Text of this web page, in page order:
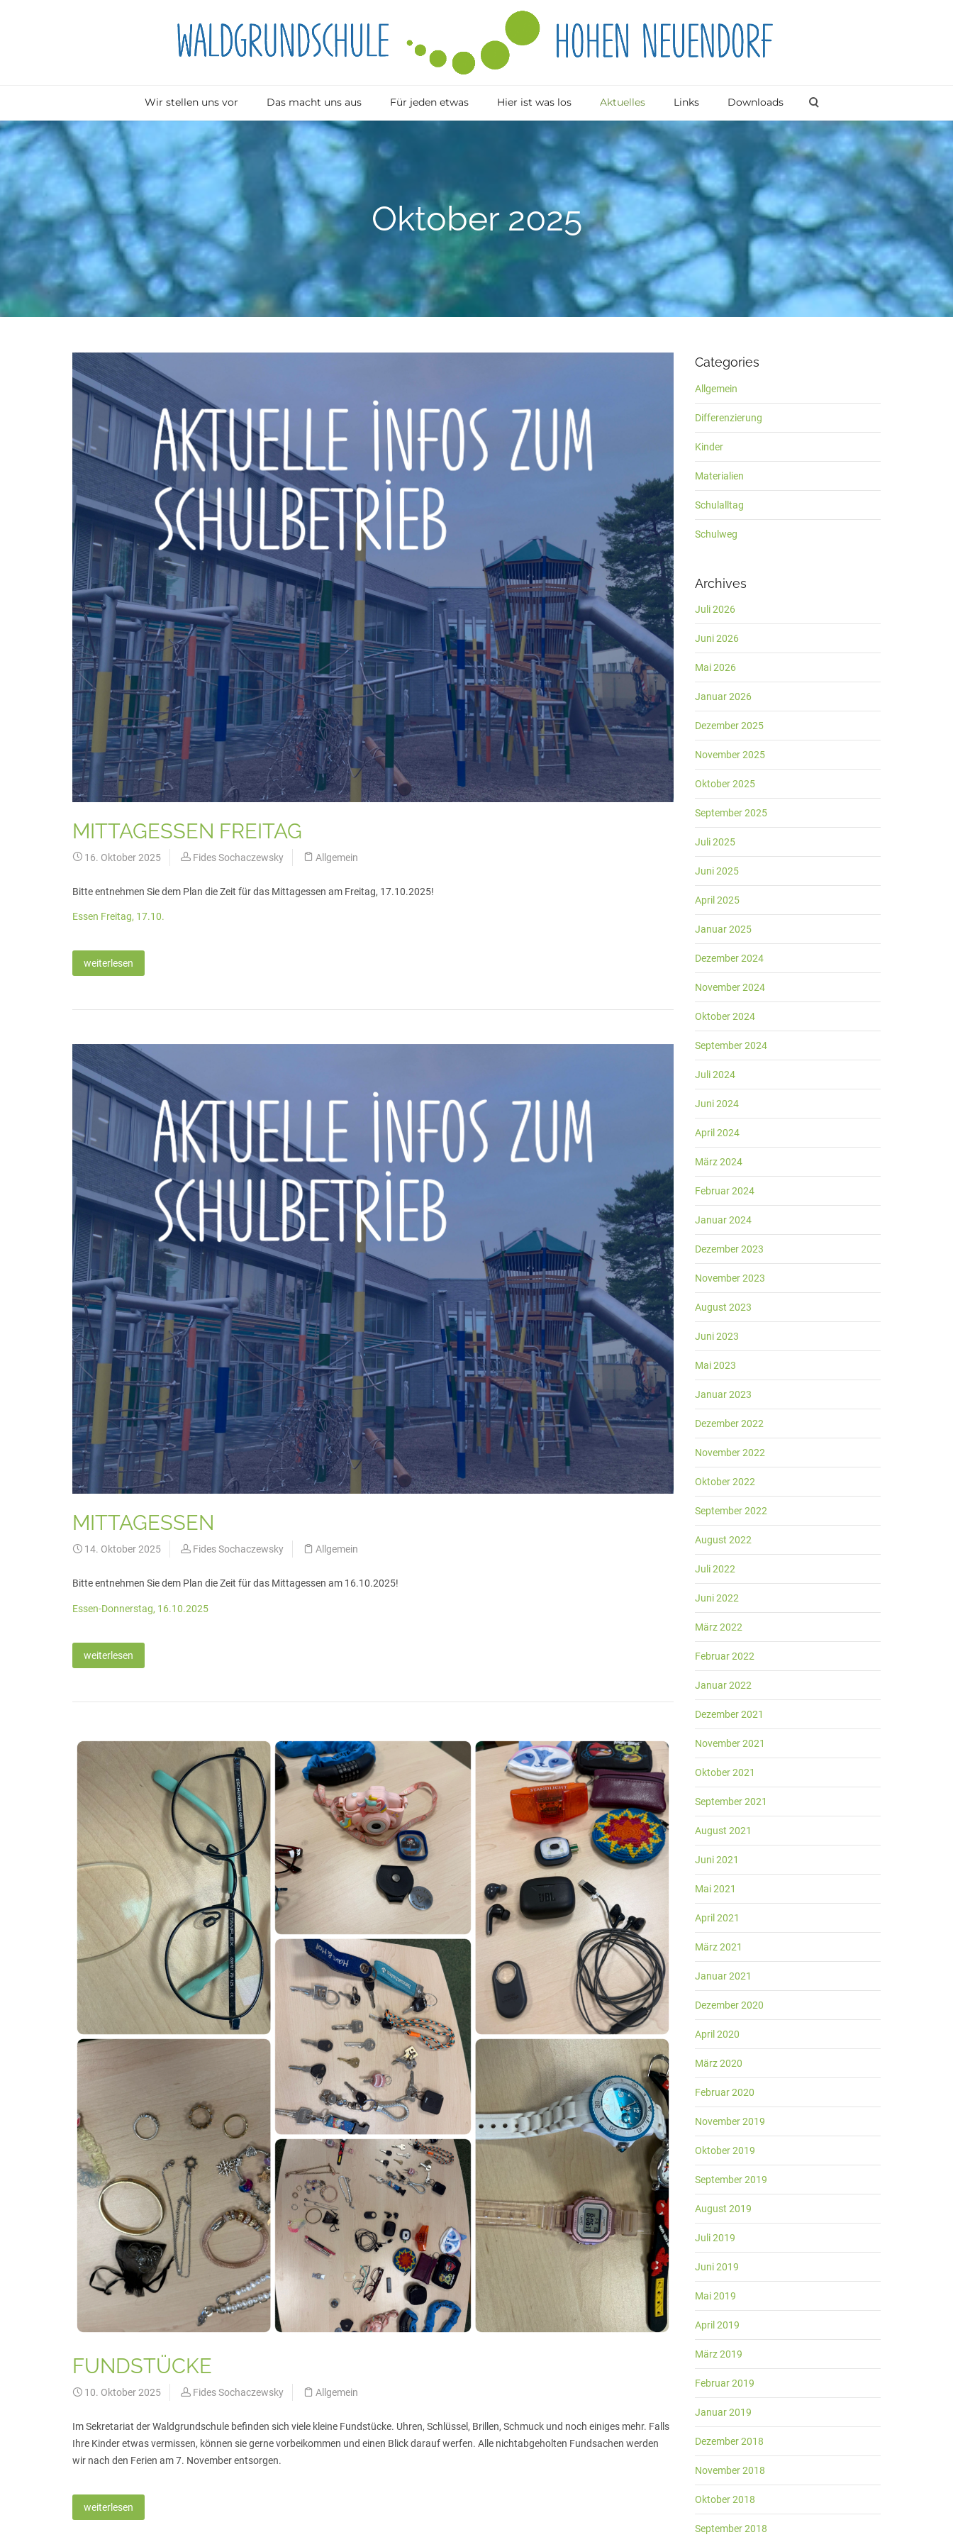
Wir stellen uns vor Das macht uns aus Für jeden etwas Hier ist was los Aktuelles Links Downloads
Oktober 2025
MITTAGESSEN FREITAG
16. Oktober 2025 Fides Sochaczewsky Allgemein
Bitte entnehmen Sie dem Plan die Zeit für das Mittagessen am Freitag, 17.10.2025!
Essen Freitag, 17.10.
weiterlesen
MITTAGESSEN
14. Oktober 2025 Fides Sochaczewsky Allgemein
Bitte entnehmen Sie dem Plan die Zeit für das Mittagessen am 16.10.2025!
Essen-Donnerstag, 16.10.2025
weiterlesen
FUNDSTÜCKE
10. Oktober 2025 Fides Sochaczewsky Allgemein
Im Sekretariat der Waldgrundschule befinden sich viele kleine Fundstücke. Uhren, Schlüssel, Brillen, Schmuck und noch einiges mehr. Falls
Ihre Kinder etwas vermissen, können sie gerne vorbeikommen und einen Blick darauf werfen. Alle nichtabgeholten Fundsachen werden
wir nach den Ferien am 7. November entsorgen.
weiterlesen
Categories
Allgemein
Differenzierung
Kinder
Materialien
Schulalltag
Schulweg
Archives
Juli 2026
Juni 2026
Mai 2026
Januar 2026
Dezember 2025
November 2025
Oktober 2025
September 2025
Juli 2025
Juni 2025
April 2025
Januar 2025
Dezember 2024
November 2024
Oktober 2024
September 2024
Juli 2024
Juni 2024
April 2024
März 2024
Februar 2024
Januar 2024
Dezember 2023
November 2023
August 2023
Juni 2023
Mai 2023
Januar 2023
Dezember 2022
November 2022
Oktober 2022
September 2022
August 2022
Juli 2022
Juni 2022
März 2022
Februar 2022
Januar 2022
Dezember 2021
November 2021
Oktober 2021
September 2021
August 2021
Juni 2021
Mai 2021
April 2021
März 2021
Januar 2021
Dezember 2020
April 2020
März 2020
Februar 2020
November 2019
Oktober 2019
September 2019
August 2019
Juli 2019
Juni 2019
Mai 2019
April 2019
März 2019
Februar 2019
Januar 2019
Dezember 2018
November 2018
Oktober 2018
September 2018